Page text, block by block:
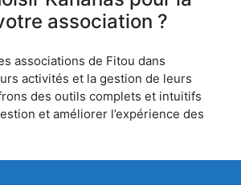
association ?
associations de Fitou dans
activités et la gestion de leurs
des outils complets et intuitifs
et améliorer l’expérience des